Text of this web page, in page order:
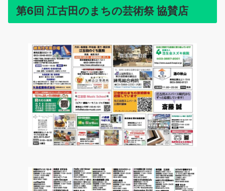
第6回 江古田のまちの芸術祭 協賛店